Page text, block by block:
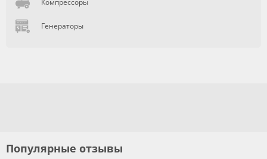
Компрессоры
Генераторы
Популярные отзывы